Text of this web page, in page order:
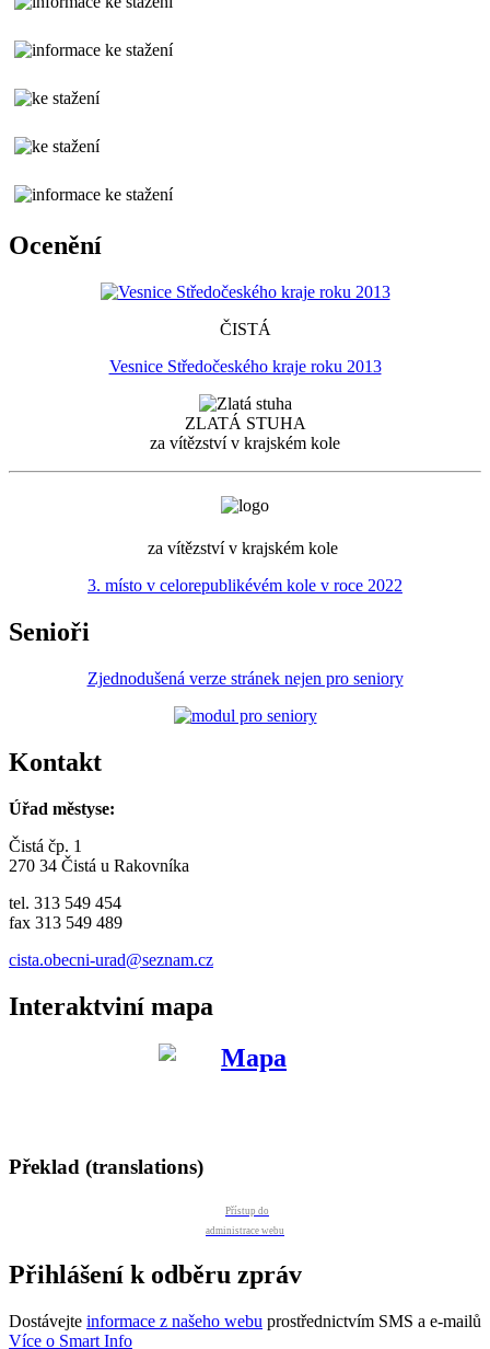
Ocenění
ČISTÁ
Vesnice Středočeského kraje roku 2013
ZLATÁ STUHA
za vítězství v krajském kole
za vítězství v krajském kole
3. místo v celorepublikévém kole v roce 2022
Senioři
Zjednodušená verze stránek nejen pro seniory
Kontakt
Úřad městyse:
Čistá čp. 1
270 34 Čistá u Rakovníka
tel. 313 549 454
fax 313 549 489
cista.obecni-urad@seznam.cz
Interaktviní mapa
Překlad (translations)
Přístup do
administrace webu
Přihlášení k odběru zpráv
Dostávejte informace z našeho webu prostřednictvím SMS a e-mailů
Více o Smart Info